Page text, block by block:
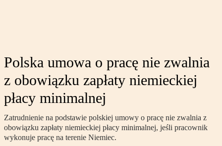
Polska umowa o pracę nie zwalnia
z obowiązku zapłaty niemieckiej
płacy minimalnej
Zatrudnienie na podstawie polskiej umowy o pracę nie zwalnia z
obowiązku zapłaty niemieckiej płacy minimalnej, jeśli pracownik
wykonuje pracę na terenie Niemiec.